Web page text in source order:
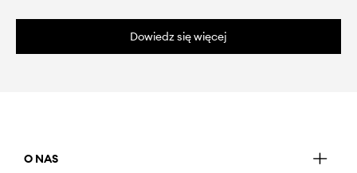
Dowiedz się więcej
O NAS